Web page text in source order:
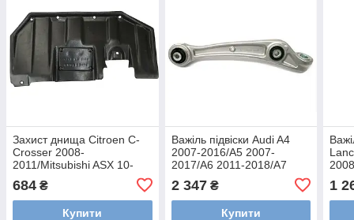
Захист днища Citroen C-
Crosser 2008-
2011/Mitsubishi ASX 10-
13/Lancer X/Outlander XL
07-12/Peugeot 40
684 ₴
Купити
Важіль підвіски Audi A4
2007-2016/A5 2007-
2017/A6 2011-2018/A7
2017/Porsche Macan
2014-, передній, лівий,
2 347₴
Купити
1